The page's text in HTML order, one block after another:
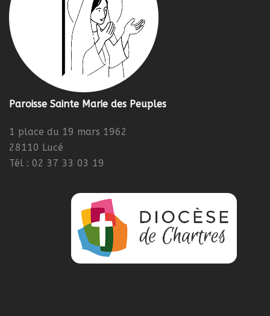
Paroisse Sainte Marie des Peuples
1 place du 19 mars 1962
28110 Lucé
Tél : 02 37 33 03 19